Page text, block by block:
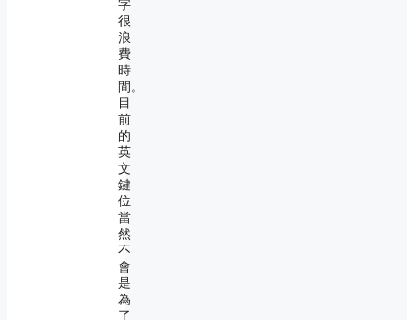
字
很
浪
費
時
間。
目
前
的
英
文
鍵
位
當
然
不
會
是
為
了